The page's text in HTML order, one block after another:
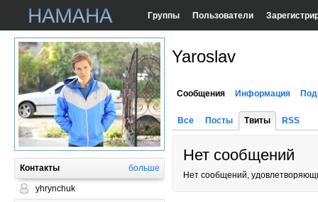
Группы Пользователи
Контакты больше
yhrynchuk
Yaroslav
Сообщения Информация
Все Посты Твиты RSS
Нет сообщений
Нет сообщений,